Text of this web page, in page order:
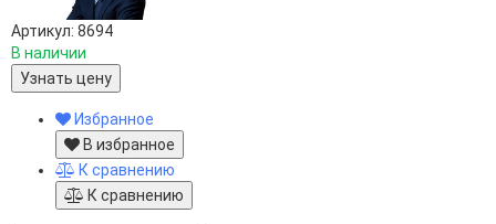
Артикул: 8694
В наличии
Узнать цену
Избранное
В избранное
К сравнению
К сравнению